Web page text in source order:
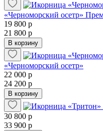
«Черноморский осетр»
19 800 р
21 800 р
В корзину
«Черноморский осетр»
22 000 р
24 200 р
В корзину
30 800 р
33 900 р